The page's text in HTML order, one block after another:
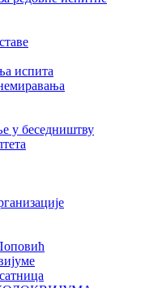
испита
у беседништву